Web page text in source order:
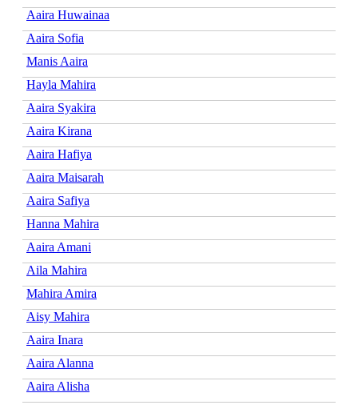
Aaira Huwainaa
Aaira Sofia
Manis Aaira
Hayla Mahira
Aaira Syakira
Aaira Kirana
Aaira Hafiya
Aaira Maisarah
Aaira Safiya
Hanna Mahira
Aaira Amani
Aila Mahira
Mahira Amira
Aisy Mahira
Aaira Inara
Aaira Alanna
Aaira Alisha